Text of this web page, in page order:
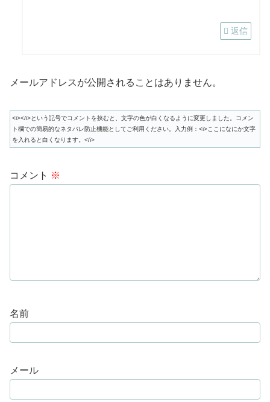
返信
メールアドレスが公開されることはありません。
<i></i>という記号でコメントを挟むと、文字の色が白くなるように変更しました。コメン
ト欄での簡易的なネタバレ防止機能としてご利用ください。入力例：<i>ここになにか文字
を入れると白くなります。</i>
コメント ※
名前
メール